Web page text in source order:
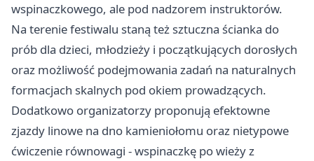
wspinaczkowego, ale pod nadzorem instruktorów.
Na terenie festiwalu staną też sztuczna ścianka do
prób dla dzieci, młodzieży i początkujących dorosłych
oraz możliwość podejmowania zadań na naturalnych
formacjach skalnych pod okiem prowadzących.
Dodatkowo organizatorzy proponują efektowne
zjazdy linowe na dno kamieniołomu oraz nietypowe
ćwiczenie równowagi - wspinaczkę po wieży z